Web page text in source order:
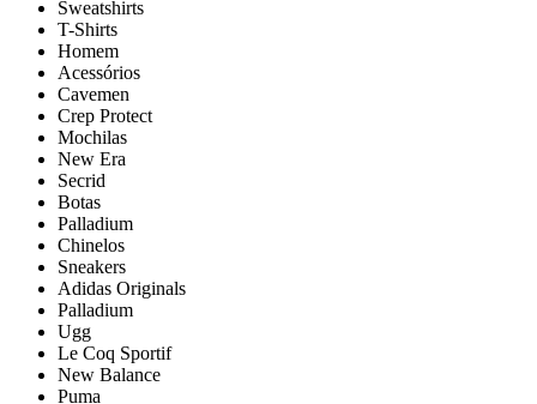
Sweatshirts
T-Shirts
Homem
Acessórios
Cavemen
Crep Protect
Mochilas
New Era
Secrid
Botas
Palladium
Chinelos
Sneakers
Adidas Originals
Palladium
Ugg
Le Coq Sportif
New Balance
Puma